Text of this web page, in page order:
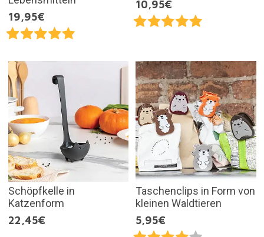
19,95€
10,95€
Schöpfkelle in
Katzenform
22,45€
Taschenclips in Form von
kleinen Waldtieren
5,95€